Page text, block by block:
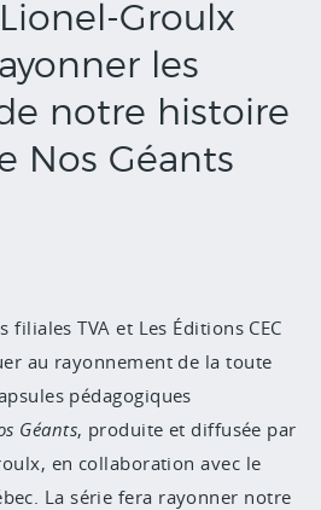
Groulx
les
notre histoire
Nos Géants
filiales TVA et Les Éditions CEC
au rayonnement de la toute
pédagogiques
Géants, produite et diffusée par
en collaboration avec le
La série fera rayonner notre